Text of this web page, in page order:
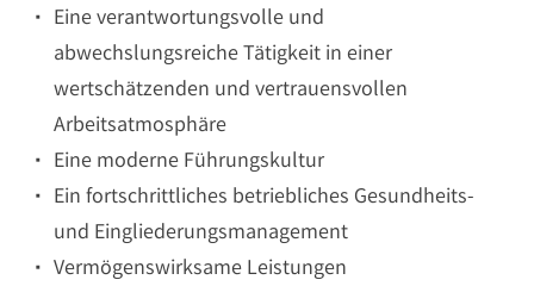
Eine verantwortungsvolle und
abwechslungsreiche Tätigkeit in einer
wertschätzenden und vertrauensvollen
Arbeitsatmosphäre
Eine moderne Führungskultur
Ein fortschrittliches betriebliches Gesundheits-
und Eingliederungsmanagement
Vermögenswirksame Leistungen